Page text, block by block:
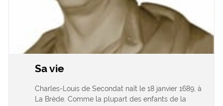
Sa vie
Charles-Louis de Secondat naît le 18 janvier 1689, à
La Brède. Comme la plupart des enfants de la